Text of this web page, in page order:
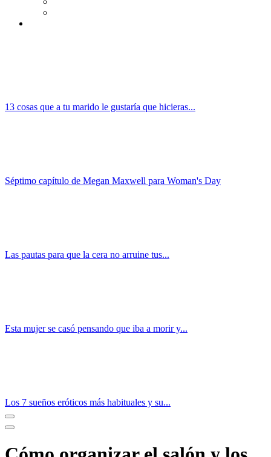
13 cosas que a tu marido le gustaría que hicieras...
Séptimo capítulo de Megan Maxwell para Woman's Day
Las pautas para que la cera no arruine tus...
Esta mujer se casó pensando que iba a morir y...
Los 7 sueños eróticos más habituales y su...